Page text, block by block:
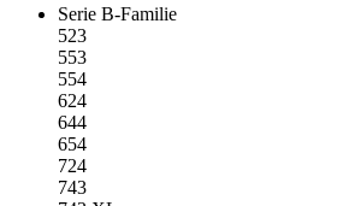
Serie B-Familie
523
553
554
624
644
654
724
743